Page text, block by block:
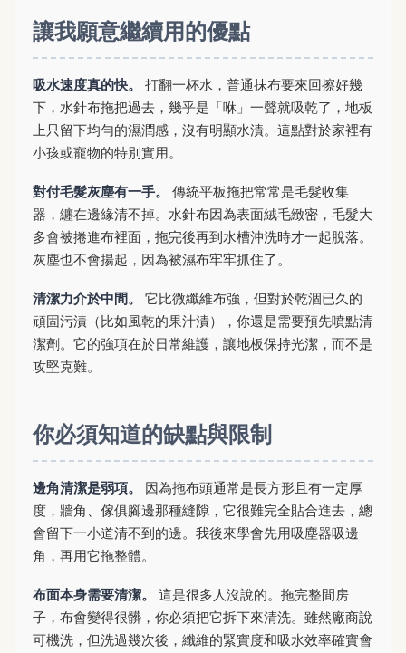
讓我願意繼續用的優點
吸水速度真的快。
打翻一杯水，普通抹布要來回擦好幾
下，水針布拖把過去，幾乎是「咻」一聲就吸乾了，地板
上只留下均勻的濕潤感，沒有明顯水漬。這點對於家裡有
小孩或寵物的特別實用。
對付毛髮灰塵有一手。
傳統平板拖把常常是毛髮收集
器，纏在邊緣清不掉。水針布因為表面絨毛緻密，毛髮大
多會被捲進布裡面，拖完後再到水槽沖洗時才一起脫落。
灰塵也不會揚起，因為被濕布牢牢抓住了。
清潔力介於中間。
它比微纖維布強，但對於乾涸已久的
頑固污漬（比如風乾的果汁漬），你還是需要預先噴點清
潔劑。它的強項在於日常維護，讓地板保持光潔，而不是
攻堅克難。
你必須知道的缺點與限制
邊角清潔是弱項。
因為拖布頭通常是長方形且有一定厚
度，牆角、傢俱腳邊那種縫隙，它很難完全貼合進去，總
會留下一小道清不到的邊。我後來學會先用吸塵器吸邊
角，再用它拖整體。
布面本身需要清潔。
這是很多人沒說的。拖完整間房
子，布會變得很髒，你必須把它拆下來清洗。雖然廠商說
可機洗，但洗過幾次後，纖維的緊實度和吸水效率確實會